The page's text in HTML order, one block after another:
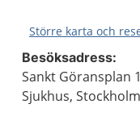
Större karta och
Besöksadress:
Sankt Göransplan
Sjukhus, Stockholm